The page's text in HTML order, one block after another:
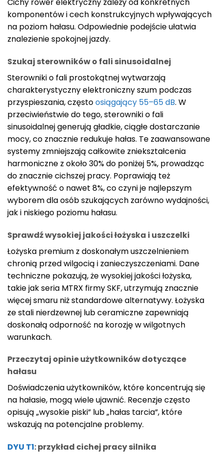
komponentów i cech konstrukcyjnych wpływających
na poziom hałasu. Odpowiednie podejście ułatwia
znalezienie spokojnej jazdy.
Szukaj sterowników o fali sinusoidalnej
Sterowniki o fali prostokątnej wytwarzają
charakterystyczny elektroniczny szum podczas
przyspieszania, częstoosiągający 55–65 dB. W
przeciwieństwie do tego, sterowniki o fali
sinusoidalnej generują gładkie, ciągłe dostarczanie
mocy, co znacznie redukuje hałas. Te zaawansowane
systemy zmniejszają całkowite zniekształcenia
harmoniczne z około 30% do poniżej 5%, prowadząc
do znacznie cichszej pracy. Poprawiają też
efektywność o nawet 8%, co czyni je najlepszym
wyborem dla osób szukających zarówno wydajności,
jak i niskiego poziomu hałasu.
Sprawdź wysokiej jakości łożyska i uszczelki
Łożyska premium z doskonałym uszczelnieniem
chronią przed wilgocią i zanieczyszczeniami. Dane
techniczne pokazują, że wysokiej jakości łożyska,
takie jak seria MTRX firmy SKF, utrzymują znacznie
więcej smaru niż standardowe alternatywy. Łożyska
ze stali nierdzewnej lub ceramiczne zapewniają
doskonałą odporność na korozję w wilgotnych
warunkach.
Przeczytaj opinie użytkowników dotyczące
hałasu
Doświadczenia użytkowników, które koncentrują się
na hałasie, mogą wiele ujawnić. Recenzje często
opisują „wysokie piski” lub „hałas tarcia”, które
wskazują na potencjalne problemy.
DYU T1: przykład cichej pracy silnika